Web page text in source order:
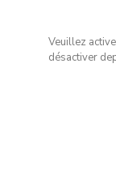
Veuillez
désactiver